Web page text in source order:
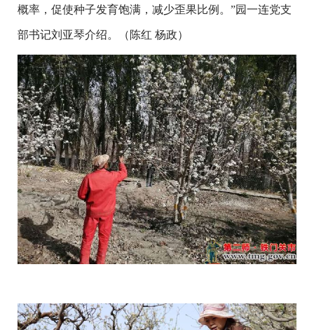
概率，促使种子发育饱满，减少歪果比例。”园一连党支
部书记刘亚琴介绍。（陈红 杨政）